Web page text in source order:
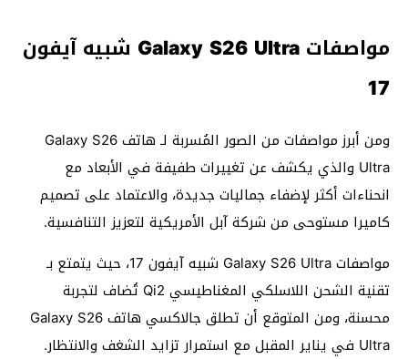
مواصفات Galaxy S26 Ultra شبيه آيفون
17
ومن أبرز مواصفات من الصور المُسربة لـ هاتف Galaxy S26
Ultra والذي يكشف عن تغييرات طفيفة في الأبعاد مع
انحناءات أكثر لإضفاء جماليات جديدة، والاعتماد على تصميم
كاميرا مستوحى من شركة آبل الأمريكية لتعزيز التنافسية.
مواصفات Galaxy S26 Ultra شبيه آيفون 17، حيث يتمتع بـ
تقنية الشحن اللاسلكي المغناطيسي Qi2 تُضاف لتجربة
محسنة، ومن المتوقع أن تطلق جالاكسي هاتف Galaxy S26
Ultra في يناير المقبل مع استمرار تزايد الشغف والانتظار.